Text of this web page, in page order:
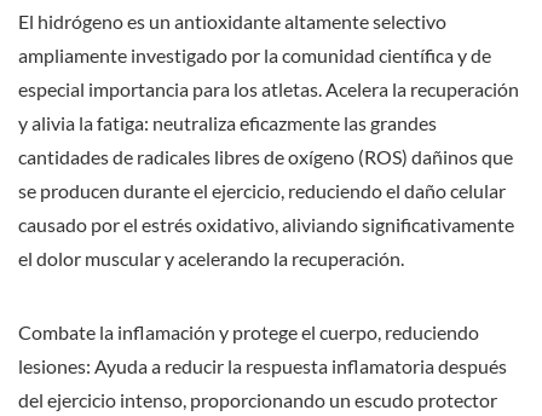
El hidrógeno es un antioxidante altamente selectivo
ampliamente investigado por la comunidad científica y de
especial importancia para los atletas. Acelera la recuperación
y alivia la fatiga: neutraliza eficazmente las grandes
cantidades de radicales libres de oxígeno (ROS) dañinos que
se producen durante el ejercicio, reduciendo el daño celular
causado por el estrés oxidativo, aliviando significativamente
el dolor muscular y acelerando la recuperación.
Combate la inflamación y protege el cuerpo, reduciendo
lesiones: Ayuda a reducir la respuesta inflamatoria después
del ejercicio intenso, proporcionando un escudo protector